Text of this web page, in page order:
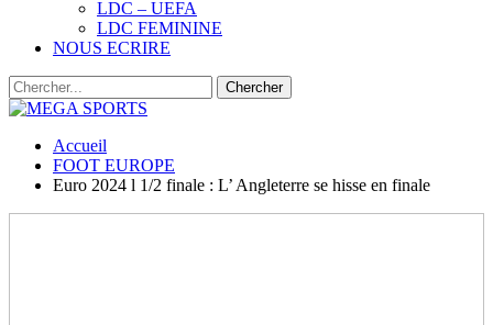
LDC – UEFA
LDC FEMININE
NOUS ECRIRE
Accueil
FOOT EUROPE
Euro 2024 l 1/2 finale : L’ Angleterre se hisse en finale